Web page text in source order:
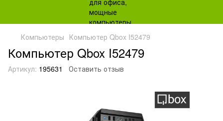
Компьютеры Компьютер Qbox I52479
Компьютер Qbox I52479
Артикул: 195631 Оставить отзыв